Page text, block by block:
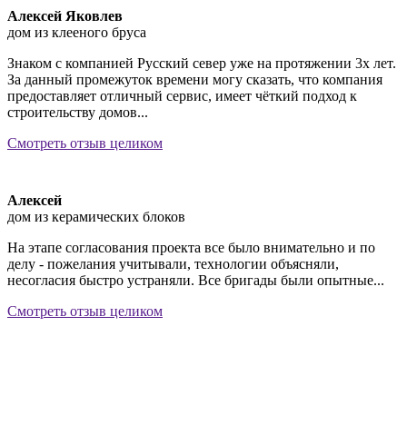
Алексей Яковлев
дом из клееного бруса
Знаком с компанией Русский север уже на протяжении 3х лет.
За данный промежуток времени могу сказать, что компания
предоставляет отличный сервис, имеет чёткий подход к
строительству домов...
Смотреть отзыв целиком
Алексей
дом из керамических блоков
На этапе согласования проекта все было внимательно и по
делу - пожелания учитывали, технологии объясняли,
несогласия быстро устраняли. Все бригады были опытные...
Смотреть отзыв целиком